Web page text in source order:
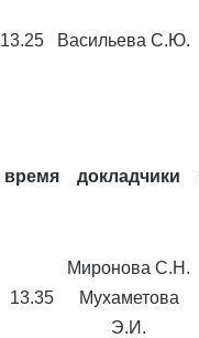
13.25 Васильева С.Ю.
время докладчики
13.35
Миронова С.Н.
Мухаметова
Э.И.